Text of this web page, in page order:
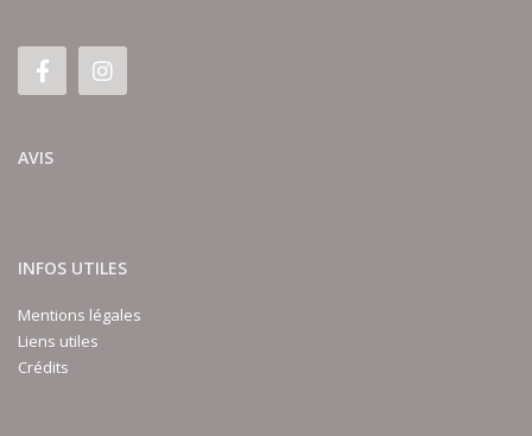
AVIS
INFOS UTILES
Mentions légales
Liens utiles
Crédits